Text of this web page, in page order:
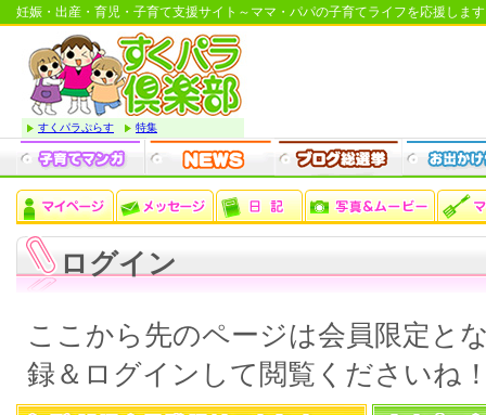
妊娠・出産・育児・子育て支援サイト～ママ・パパの子育てライフを応援しま
すくパラぷらす 特集
ログイン
ここから先のページは会員限定と
録＆ログインして閲覧くださいね